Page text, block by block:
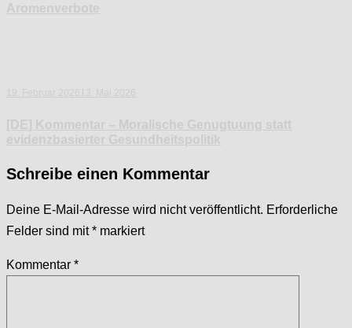
Schreibe einen Kommentar
Deine E-Mail-Adresse wird nicht veröffentlicht. Erforderliche
Felder sind mit* markiert
Kommentar *